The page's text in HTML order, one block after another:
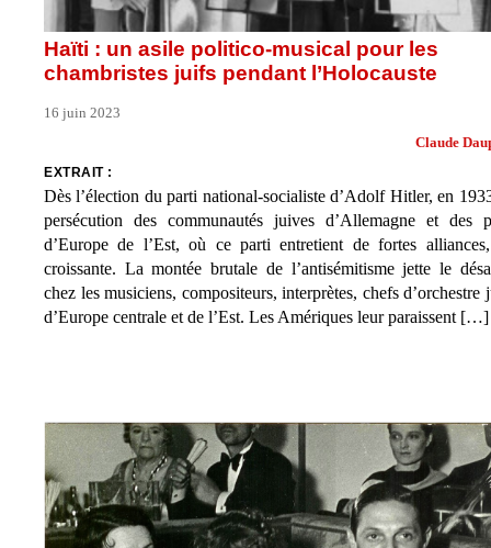
Haïti : un asile politico-musical pour les
chambristes juifs pendant l’Holocauste
16 juin 2023
Claude
EXTRAIT :
Dès l’élection du parti national-socialiste d’Adolf Hitler, en
persécution des communautés juives d’Allemagne et des
d’Europe de l’Est, où ce parti entretient de fortes
croissante. La montée brutale de l’antisémitisme jette le
chez les musiciens, compositeurs, interprètes, chefs d’orchestre
d’Europe centrale et de l’Est. Les Amériques leur paraissent […]